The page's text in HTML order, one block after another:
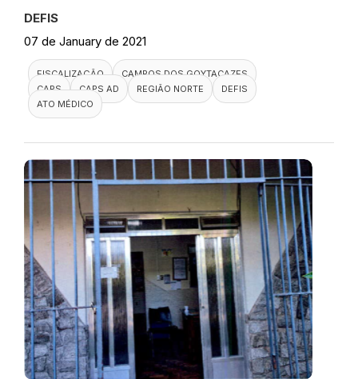
DEFIS
07 de January de 2021
FISCALIZAÇÃO
CAMPOS DOS GOYTACAZES
CAPS
CAPS AD REGIÃO NORTE
DEFIS
ATO MÉDICO